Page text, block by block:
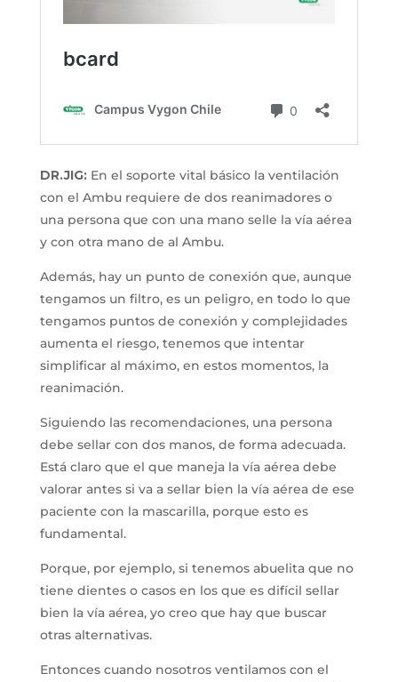
DR.JIG: En el soporte vital básico la ventilación
con el Ambu requiere de dos reanimadores o
una persona que con una mano selle la vía aérea
y con otra mano de al Ambu.
Además, hay un punto de conexión que, aunque
tengamos un filtro, es un peligro, en todo lo que
tengamos puntos de conexión y complejidades
aumenta el riesgo, tenemos que intentar
simplificar al máximo, en estos momentos, la
reanimación.
Siguiendo las recomendaciones, una persona
debe sellar con dos manos, de forma adecuada.
Está claro que el que maneja la vía aérea debe
valorar antes si va a sellar bien la vía aérea de ese
paciente con la mascarilla, porque esto es
fundamental.
Porque, por ejemplo, si tenemos abuelita que no
tiene dientes o casos en los que es difícil sellar
bien la vía aérea, yo creo que hay que buscar
otras alternativas.
Entonces cuando nosotros ventilamos con el